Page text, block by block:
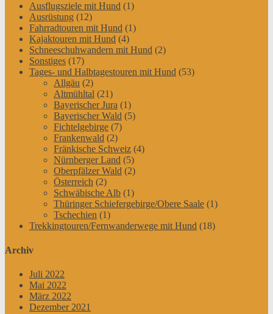
Ausflugsziele mit Hund (1)
Ausrüstung (12)
Fahrradtouren mit Hund (1)
Kajaktouren mit Hund (4)
Schneeschuhwandern mit Hund (2)
Sonstiges (17)
Tages- und Halbtagestouren mit Hund (53)
Allgäu (2)
Altmühltal (21)
Bayerischer Jura (1)
Bayerischer Wald (5)
Fichtelgebirge (7)
Frankenwald (2)
Fränkische Schweiz (4)
Nürnberger Land (5)
Oberpfälzer Wald (2)
Österreich (2)
Schwäbische Alb (1)
Thüringer Schiefergebirge/Obere Saale (1)
Tschechien (1)
Trekkingtouren/Fernwanderwege mit Hund (18)
Archiv
Juli 2022
Mai 2022
März 2022
Dezember 2021